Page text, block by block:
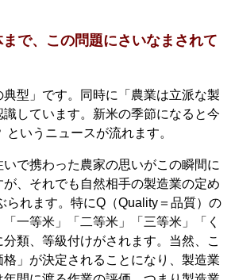
で、この問題にさいなまされて
型」です。同時に「農業は立派な製
しています。新米の季節になると今
というニュースが流れます。
で携わった農家の思いがこの瞬間に
、それでも自然相手の製造業の定め
られます。特にQ（Quality＝品質）の
一等米」「二等米」「三等米」「く
類、等級付けがされます。当然、こ
」が決定されることになり、製造業